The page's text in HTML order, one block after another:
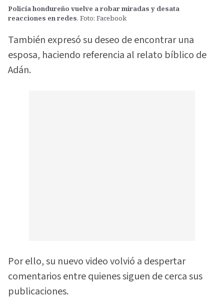
Policía hondureño vuelve a robar miradas y desata
reacciones en redes. Foto: Facebook
También expresó su deseo de encontrar una
esposa, haciendo referencia al relato bíblico de
Adán.
Por ello, su nuevo video volvió a despertar
comentarios entre quienes siguen de cerca sus
publicaciones.